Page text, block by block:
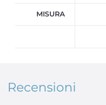
MISURA
Recensioni